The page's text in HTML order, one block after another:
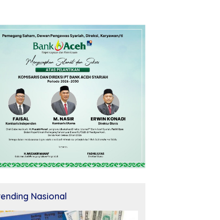
Nasional